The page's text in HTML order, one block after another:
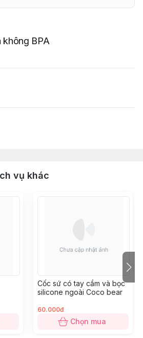
không BPA
vụ khác
Cốc sứ có tay cầm và bọc
silicone ngoài Coco bear
60.000đ
Chọn mua